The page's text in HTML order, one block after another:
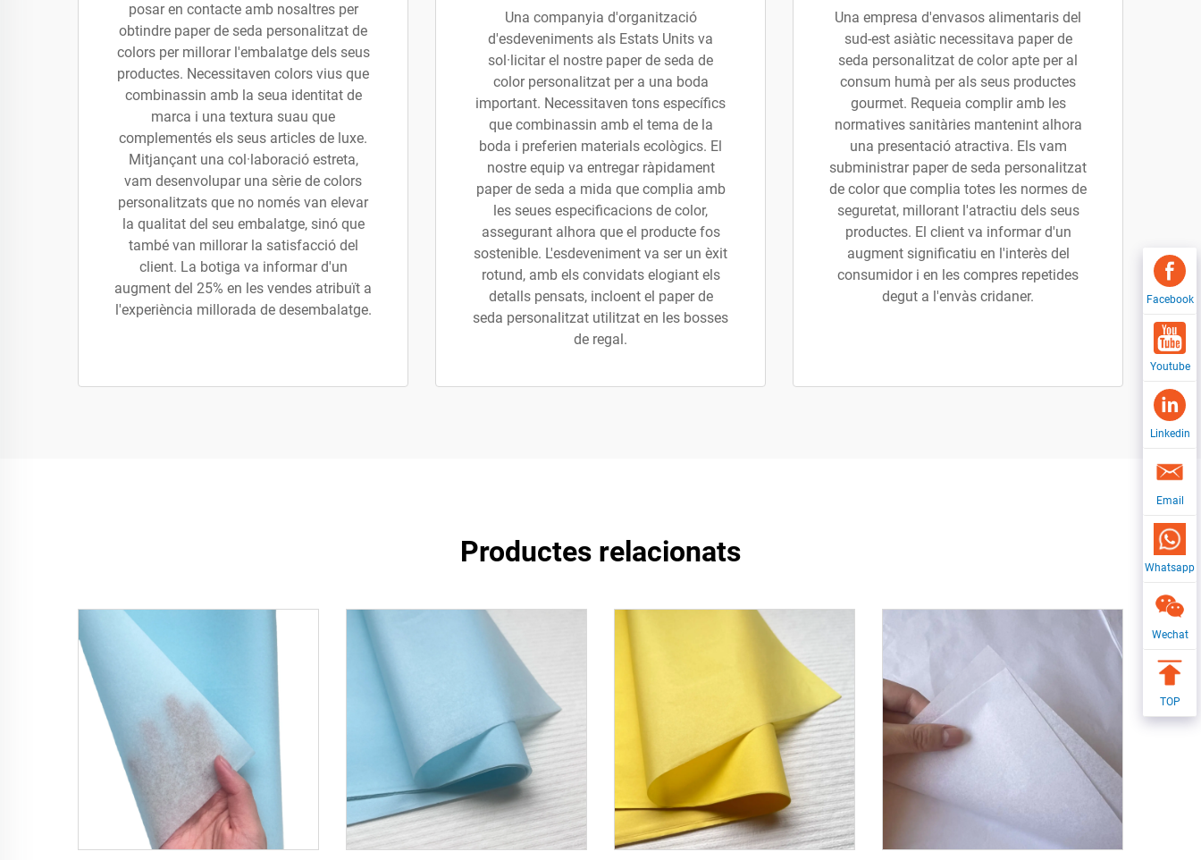
posar en contacte amb nosaltres per
obtindre paper de seda personalitzat de
colors per millorar l'embalatge dels seus
productes. Necessitaven colors vius que
combinassin amb la seua identitat de
marca i una textura suau que
complementés els seus articles de luxe.
Mitjançant una col·laboració estreta,
vam desenvolupar una sèrie de colors
personalitzats que no només van elevar
la qualitat del seu embalatge, sinó que
també van millorar la satisfacció del
client. La botiga va informar d'un
augment del 25% en les vendes atribuït a
l'experiència millorada de desembalatge.
Una companyia d'organització
d'esdeveniments als Estats Units va
sol·licitar el nostre paper de seda de
color personalitzat per a una boda
important. Necessitaven tons específics
que combinassin amb el tema de la
boda i preferien materials ecològics. El
nostre equip va entregar ràpidament
paper de seda a mida que complia amb
les seues especificacions de color,
assegurant alhora que el producte fos
sostenible. L'esdeveniment va ser un èxit
rotund, amb els convidats elogiant els
detalls pensats, incloent el paper de
seda personalitzat utilitzat en les bosses
de regal.
Una empresa d'envasos alimentaris del
sud-est asiàtic necessitava paper de
seda personalitzat de color apte per al
consum humà per als seus productes
gourmet. Requeia complir amb les
normatives sanitàries mantenint alhora
una presentació atractiva. Els vam
subministrar paper de seda personalitzat
de color que complia totes les normes de
seguretat, millorant l'atractiu dels seus
productes. El client va informar d'un
augment significatiu en l'interès del
consumidor i en les compres repetides
degut a l'envàs cridaner.
Productes relacionats
Facebook
Youtube
Linkedin
Email
Whatsapp
Wechat
TOP